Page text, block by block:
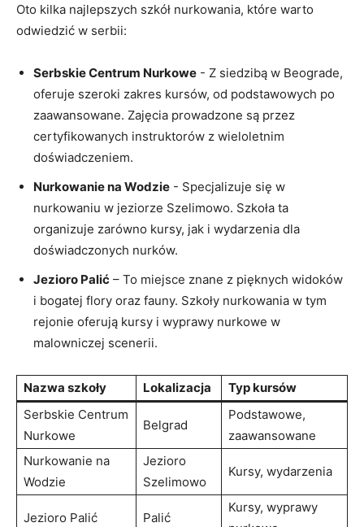
Oto kilka najlepszych szkół nurkowania, ⁣które ⁢warto
odwiedzić w ‌serbii:
Serbskie Centrum Nurkowe ‌- Z​ siedzibą w Beograde,
oferuje szeroki zakres kursów, od podstawowych po
zaawansowane.⁣ Zajęcia prowadzone są przez
certyfikowanych instruktorów z wieloletnim
doświadczeniem.
Nurkowanie na Wodzie ‌- Specjalizuje ⁣się ‌w​
nurkowaniu w⁢ jeziorze ‍Szelimowo. Szkoła ta
organizuje zarówno ⁣kursy, jak i wydarzenia dla
‌doświadczonych nurków.
Jezioro Palić – To miejsce‌ znane z pięknych widoków​
i‍ bogatej flory oraz fauny. Szkoły nurkowania w ‌tym
rejonie oferują kursy i wyprawy nurkowe w ​
malowniczej scenerii.
Nazwa szkoły Lokalizacja
Typ kursów
Serbskie Centrum
Nurkowe
Belgrad
Podstawowe,
zaawansowane
Nurkowanie ⁤na
Wodzie
Jezioro
Szelimowo
Kursy,‌ wydarzenia
Jezioro Palić Palić
Kursy, wyprawy